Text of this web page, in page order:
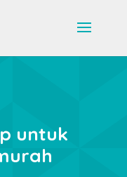
untuk